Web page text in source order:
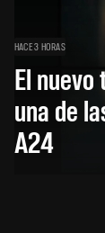
HACE 3 HORAS
El
una de
A24